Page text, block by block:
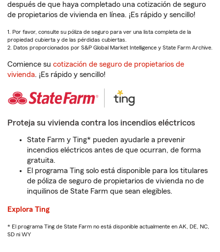
después de que haya completado una cotización de seguro
de propietarios de vivienda en línea. ¡Es rápido y sencillo!
1. Por favor, consulte su póliza de seguro para ver una lista completa de la
propiedad cubierta y de las pérdidas cubiertas.
2. Datos proporcionados por S&P Global Market Intelligence y State Farm Archive.
Comience su cotización de seguro de propietarios de
vivienda. ¡Es rápido y sencillo!
Proteja su vivienda contra los incendios eléctricos
State Farm y Ting* pueden ayudarle a prevenir
incendios eléctricos antes de que ocurran, de forma
gratuita.
El programa Ting solo está disponible para los titulares
de póliza de seguro de propietarios de vivienda no de
inquilinos de State Farm que sean elegibles.
Explora Ting
* El programa Ting de State Farm no está disponible actualmente en AK, DE, NC,
SD ni WY